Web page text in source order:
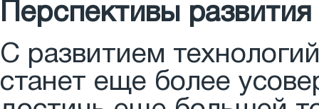
Перспективы
С развитием
станет еще более